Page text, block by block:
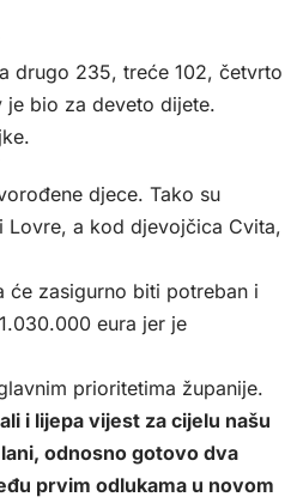
drugo 235, treće 102, četvrto
je bio za deveto dijete.
djece. Tako su
Lovre, a kod djevojčica Cvita,
će zasigurno biti potreban i
eura jer je
prioritetima županije.
i lijepa vijest za cijelu našu
odnosno gotovo dva
prvim odlukama u novom